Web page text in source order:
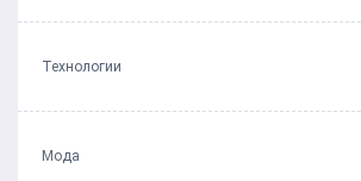
Технологии
Мода